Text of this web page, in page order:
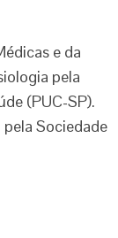
e da
pela
(PUC-SP).
Sociedade